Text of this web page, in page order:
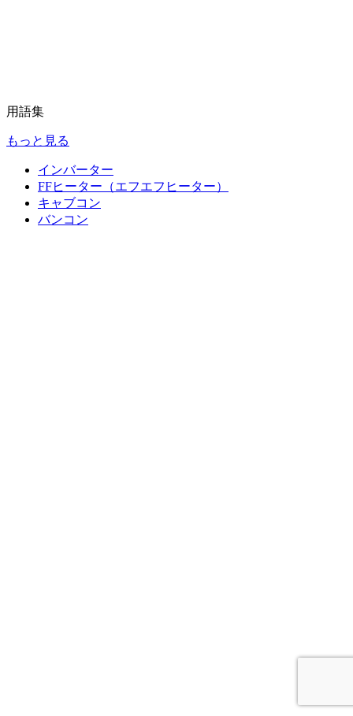
用語集
もっと見る
インバーター
FFヒーター（エフエフヒーター）
キャブコン
バンコン